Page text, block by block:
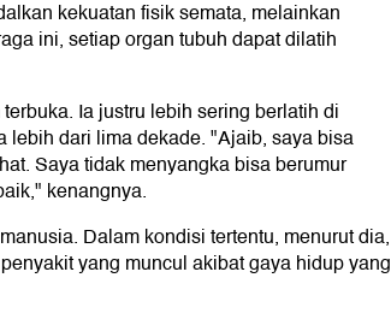
kekuatan fisik semata, melainkan
ini, setiap organ tubuh dapat dilatih
Ia justru lebih sering berlatih di
dari lima dekade. "Ajaib, saya bisa
Saya tidak menyangka bisa berumur
kenangnya.
Dalam kondisi tertentu, menurut dia,
yang muncul akibat gaya hidup yang